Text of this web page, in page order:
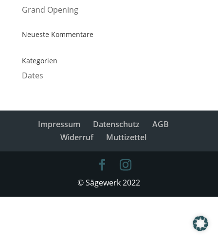
Grand Opening
Neueste Kommentare
Kategorien
Dates
Impressum Datenschutz
AGB
Widerruf
Muttizettel
© Sägewerk 2022